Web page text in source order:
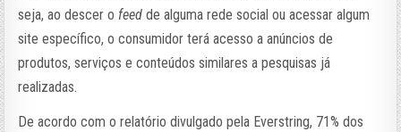
seja, ao descer ofeed de alguma rede social ou acessar algum
site específico, o consumidor terá acesso a anúncios de
produtos, serviços e conteúdos similares a pesquisas já
realizadas.
De acordo com o relatório divulgado pela Everstring, 71% dos